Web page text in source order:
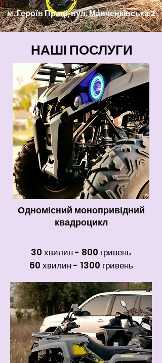
м. Героїв Праці, вул. Манченківська2
НАШІ ПОСЛУГИ
Одномісний монопривідний
квадроцикл
30 хвилин - 800 гривень
60 хвилин - 1300 гривень